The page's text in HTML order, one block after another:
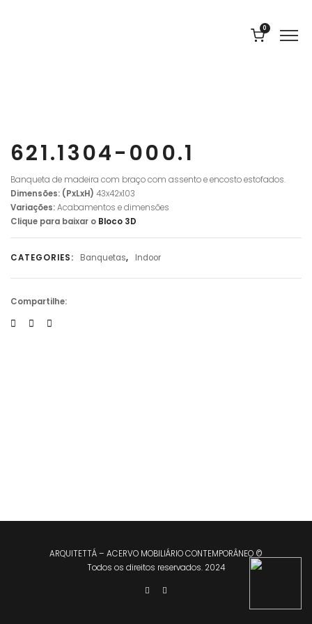
0
621.1304-000.1
Banqueta de madeira com braço com assento e encosto estofados.
Dimensões: (PxLxH) 43x42x103
Variações:Acabamentos e dimensões
Clique para baixar o Bloco 3D
CATEGORIES: Banquetas, Indoor
Compartilhe:
ARQUITETTÁ – ACERVO MOBILIÁRIO CONTEMPORÂNEO ©
Todos os direitos reservados. 2024